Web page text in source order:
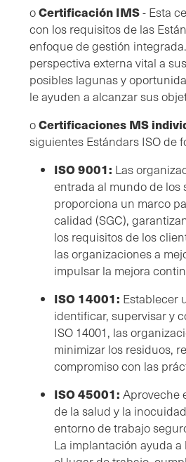
oCertificación IMS- Esta
con los requisitos de las
enfoque de gestión
perspectiva externa vital a
posibles lagunas y
le ayuden a alcanzar sus
oCertificaciones MS
siguientes Estándars ISO de
ISO 9001: Las
entrada al mundo de los
proporciona un marco
calidad (SGC),
los requisitos de los
las organizaciones a
impulsar la mejora
ISO 14001: Establecer
identificar, supervisar y
ISO 14001, las
minimizar los residuos,
compromiso con las
ISO 45001: Aproveche
de la salud y la
entorno de trabajo
La implantación ayuda